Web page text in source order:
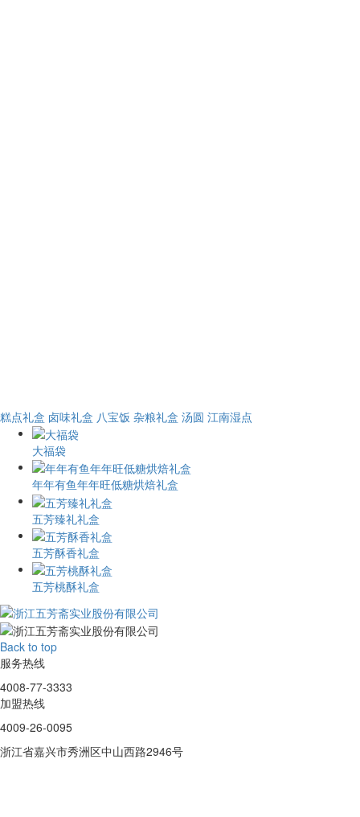
糕点礼盒 卤味礼盒 八宝饭 杂粮礼盒 汤圆 江南湿点
大福袋
年年有鱼年年旺低糖烘焙礼盒
五芳臻礼礼盒
五芳酥香礼盒
五芳桃酥礼盒
Back to top
服务热线
4008-77-3333
加盟热线
4009-26-0095
浙江省嘉兴市秀洲区中山西路2946号